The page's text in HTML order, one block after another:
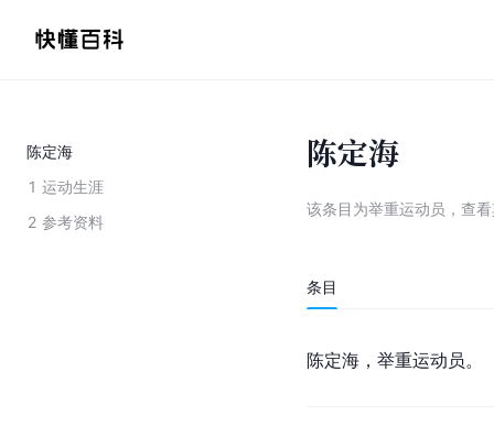
陈定海
1 运动生涯
2 参考资料
陈定海
该条目为举重运动员 ， 查看
条目
陈定海，举重运动员。